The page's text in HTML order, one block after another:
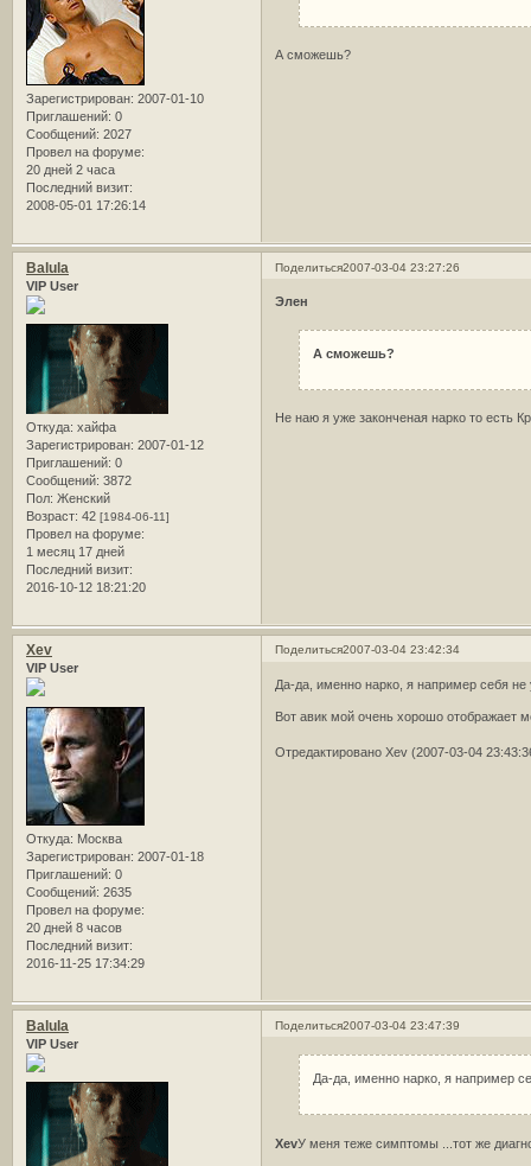
Зарегистрирован: 2007-01-10
Приглашений: 0
Сообщений: 2027
Провел на форуме:
20 дней 2 часа
Последний визит:
2008-05-01 17:26:14
А сможешь?
Поделиться2007-03-04 23:27:26
Balula
VIP User
Откуда: хайфа
Зарегистрирован: 2007-01-12
Приглашений: 0
Сообщений: 3872
Пол: Женский
Возраст: 42 [1984-06-11]
Провел на форуме:
1 месяц 17 дней
Последний визит:
2016-10-12 18:21:20
Элен
А сможешь?
Не наю я уже законченая нарко то есть
Поделиться2007-03-04 23:42:34
Xev
VIP User
Откуда: Москва
Зарегистрирован: 2007-01-18
Приглашений: 0
Сообщений: 2635
Провел на форуме:
20 дней 8 часов
Последний визит:
2016-11-25 17:34:29
Да-да, именно нарко, я например себя
Вот авик мой очень хорошо отображает
Отредактировано Xev (2007-03-04
Поделиться2007-03-04 23:47:39
Balula
VIP User
Да-да, именно нарко, я например
XevУ меня теже симптомы ...тот же